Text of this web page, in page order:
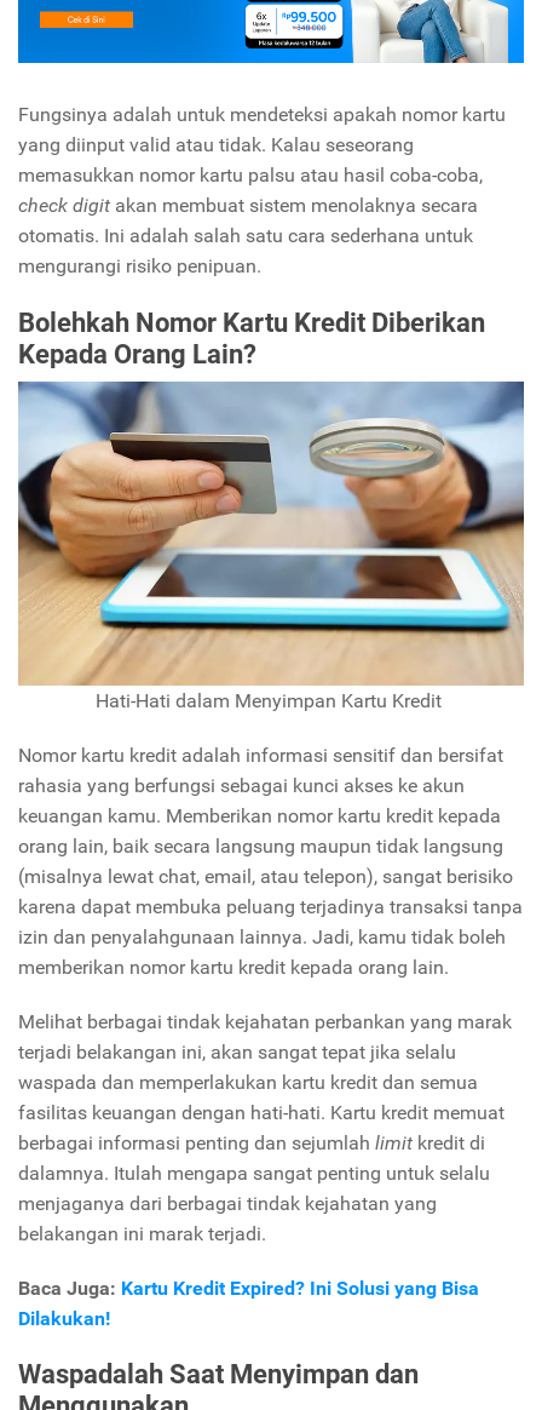
Fungsinya adalah untuk mendeteksi apakah nomor kartu
yang diinput valid atau tidak. Kalau seseorang
memasukkan nomor kartu palsu atau hasil coba-coba,
check digit akan membuat sistem menolaknya secara
otomatis. Ini adalah salah satu cara sederhana untuk
mengurangi risiko penipuan.
Bolehkah Nomor Kartu Kredit Diberikan
Kepada Orang Lain?
Hati-Hati dalam Menyimpan Kartu Kredit
Nomor kartu kredit adalah informasi sensitif dan bersifat
rahasia yang berfungsi sebagai kunci akses ke akun
keuangan kamu. Memberikan nomor kartu kredit kepada
orang lain, baik secara langsung maupun tidak langsung
(misalnya lewat chat, email, atau telepon), sangat berisiko
karena dapat membuka peluang terjadinya transaksi tanpa
izin dan penyalahgunaan lainnya. Jadi, kamu tidak boleh
memberikan nomor kartu kredit kepada orang lain.
Melihat berbagai tindak kejahatan perbankan yang marak
terjadi belakangan ini, akan sangat tepat jika selalu
waspada dan memperlakukan kartu kredit dan semua
fasilitas keuangan dengan hati-hati. Kartu kredit memuat
berbagai informasi penting dan sejumlah limit kredit di
dalamnya. Itulah mengapa sangat penting untuk selalu
menjaganya dari berbagai tindak kejahatan yang
belakangan ini marak terjadi.
Baca Juga: Kartu Kredit Expired? Ini Solusi yang Bisa
Dilakukan!
Waspadalah Saat Menyimpan dan